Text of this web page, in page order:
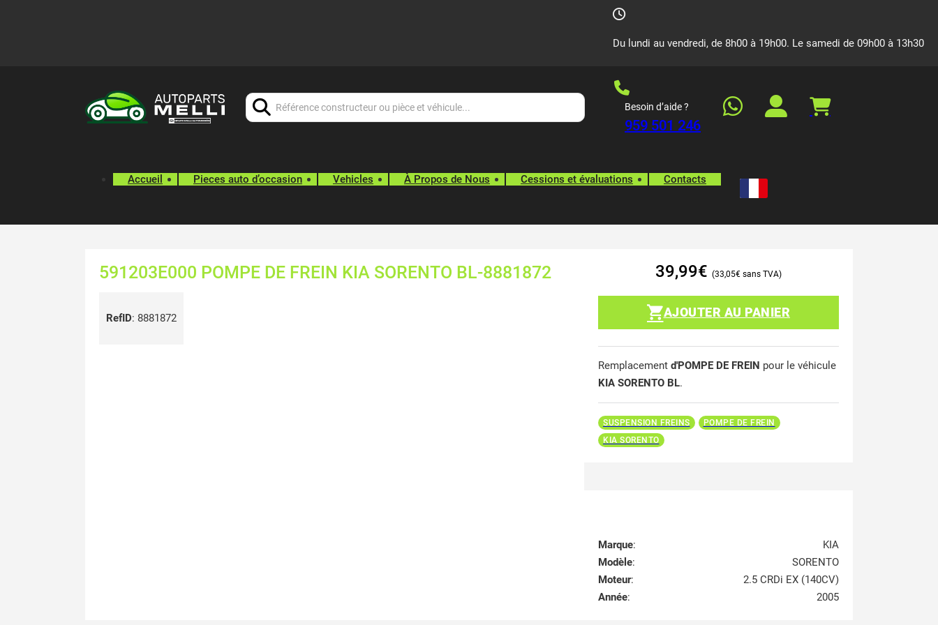
Du lundi au vendredi, de 8h00 à 19h00. Le samedi de 09h00 à 13h30
Besoin d’aide ?
959 501 246
Accueil Pieces auto d’occasion Vehicles À Propos de Nous Cessions et évaluations Contacts
591203E000 POMPE DE FREIN KIA SORENTO BL-8881872
RefID: 8881872
39,99€ 33,05€
AJOUTER AU PANIER
Remplacement d'POMPE DE FREIN pour le véhicule
KIA SORENTO BL.
SUSPENSION FREINS
POMPE DE FREIN
KIA SORENTO
Marque:
KIA
Modèle:
SORENTO
Moteur:
2.5 CRDi EX (140CV)
Année: 2005